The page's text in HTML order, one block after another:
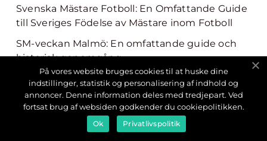
Svenska Mästare Fotboll: En Omfattande Guide
till Sveriges Födelse av Mästare inom Fotboll
SM-veckan Malmö: En omfattande guide och
historisk genomgång
Charlotte Kalla har varit en av Sveriges mest
framstående skidåkare under de senaste
decennierna
Roliga lagnamn padel - En guide till
På vores website bruges cookies til at huske dine
indstillinger, statistik og personalisering af indhold og
annoncer. Denne information deles med tredjepart. Ved
fortsat brug af websiden godkender du cookiepolitikken.
Ok Privatlivspolitik